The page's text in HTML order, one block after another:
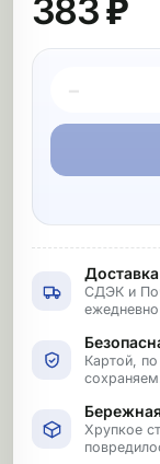
383 ₽
−
СДЭК и
Картой,
Хрупкое